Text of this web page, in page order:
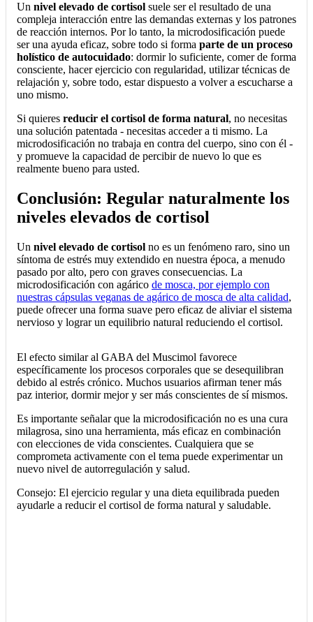
Un nivel elevado de cortisol suele ser el resultado de una
compleja interacción entre las demandas externas y los patrones
de reacción internos. Por lo tanto, la microdosificación puede
ser una ayuda eficaz, sobre todo si forma parte de un proceso
holístico de autocuidado: dormir lo suficiente, comer de forma
consciente, hacer ejercicio con regularidad, utilizar técnicas de
relajación y, sobre todo, estar dispuesto a volver a escucharse a
uno mismo.
Si quieres reducir el cortisol de forma natural, no necesitas
una solución patentada - necesitas acceder a ti mismo. La
microdosificación no trabaja en contra del cuerpo, sino con él -
y promueve la capacidad de percibir de nuevo lo que es
realmente bueno para usted.
Conclusión: Regular naturalmente los
niveles elevados de cortisol
Un nivel elevado de cortisol no es un fenómeno raro, sino un
síntoma de estrés muy extendido en nuestra época, a menudo
pasado por alto, pero con graves consecuencias. La
microdosificación con agárico de mosca, por ejemplo con
nuestras cápsulas veganas de agárico de mosca de alta calidad,
puede ofrecer una forma suave pero eficaz de aliviar el sistema
nervioso y lograr un equilibrio natural reduciendo el cortisol.
El efecto similar al GABA del Muscimol favorece
específicamente los procesos corporales que se desequilibran
debido al estrés crónico. Muchos usuarios afirman tener más
paz interior, dormir mejor y ser más conscientes de sí mismos.
Es importante señalar que la microdosificación no es una cura
milagrosa, sino una herramienta, más eficaz en combinación
con elecciones de vida conscientes. Cualquiera que se
comprometa activamente con el tema puede experimentar un
nuevo nivel de autorregulación y salud.
Consejo: El ejercicio regular y una dieta equilibrada pueden
ayudarle a reducir el cortisol de forma natural y saludable.